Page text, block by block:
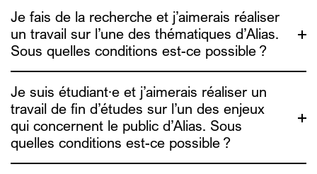
contact@alias.brussels
Je fais de la recherche et j’aimerais réaliser
un travail sur l’une des thématiques d’Alias.
Sous quelles conditions est-ce possible ?
Je suis étudiant·e et j’aimerais réaliser un
travail de fin d’études sur l’un des enjeux
qui concernent le public d’Alias. Sous
quelles conditions est-ce possible ?